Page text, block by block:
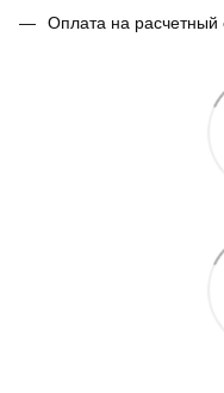
Оплата на